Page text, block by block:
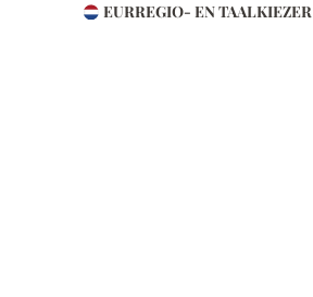
EURREGIO- EN TAALKIEZER